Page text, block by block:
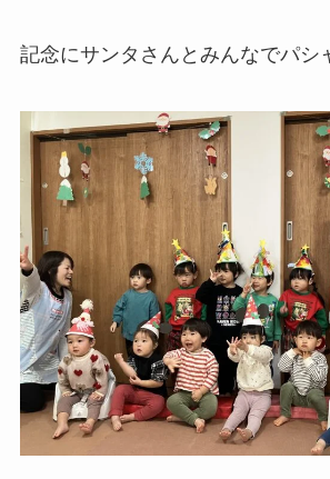
記念にサンタさんとみんなでパシ